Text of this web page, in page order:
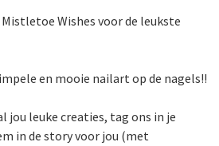
Wishes voor de leukste
en mooie nailart op de nagels!!
jou leuke creaties, tag ons in je
in de story voor jou (met